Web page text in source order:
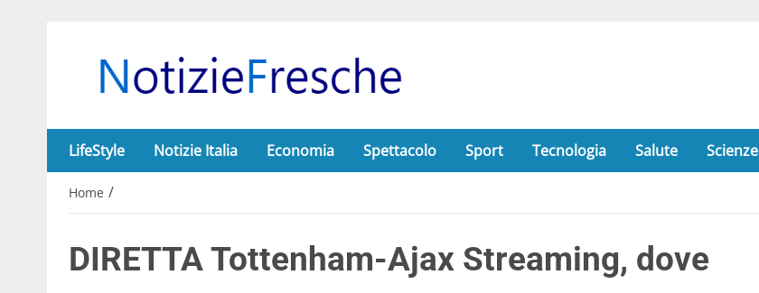
LifeStyle Notizie Italia Economia Spettacolo Sport Tecnologia Salute Scienze
Home /
DIRETTA Tottenham-Ajax Streaming, dove